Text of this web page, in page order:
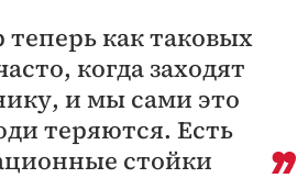
теперь как таковых
когда заходят
и мы сами это
теряются. Есть
стойки